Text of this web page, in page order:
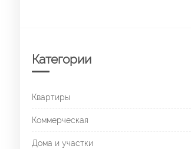
Категории
Квартиры
Коммерческая
Дома и участки